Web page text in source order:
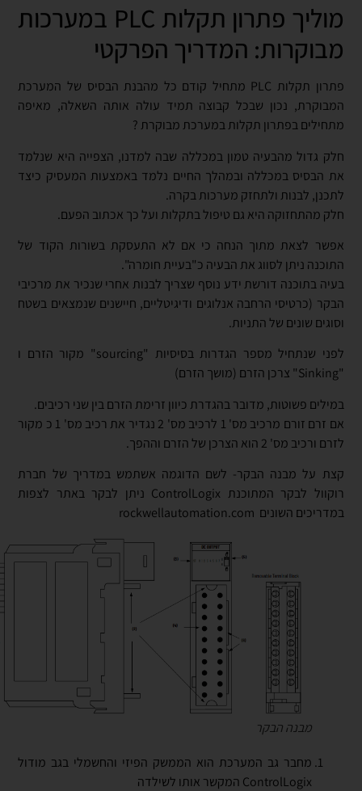
מוליך פתרון תקלות PLC במערכות
מבוקרות: המדריך הפרקטי
פתרון תקלות PLC מתחיל קודם כל מהבנת הבסיס של המערכת
המבוקרת, נכון שבכל קבוצה תמיד עולה אותה השאלה, מאיפה
מתחילים בפתרון תקלות במערכת מבוקרת ?
חלק גדול מהבעיה טמון במכללה שבה למדנו, הצפייה היא שנלמד
את הבסיס במכללה ובמהלך החיים נלמד באמצעות המעסיק כיצד
לתכנן, לבנות ולתחזק מערכות בקרה.
חלק מהתחזוקה היא גם טיפול בתקלות ועל כך אכתוב הפעם.
אפשר לצאת מתוך הנחה כי אם לא התעסקת בשורות הקוד של
התוכנה ניתן לסווג את הבעיה כ"בעיית חומרה".
בעיה בתוכנה דורשת ידע נוסף שצריך לבנות אחרי שנכיר את מרכיבי
הבקר (כרטיסי הרחבה אנלוגים ודיגיטליים, חיישנים שנמצאים בשטח
וסוגים שונים של התניות.
לפני שנתחיל מספר הגדרות בסיסיות "sourcing" מקור הזרם ו
במילים פשוטות, מדובר בהגדרת כיוון זרימת הזרם בין שני רכיבים.
אם זרם זורם מרכיב מס' 1 לרכיב מס' 2 נגדיר את רכיב מס' 1 כ מקור
לזרם ורכיב מס' 2 הוא הצרכן של הזרם וההפך.
קצת על מבנה הבקר- לשם הדוגמה אשתמש במדריך של חברת
רוקוול לבקר המתוכנת ControlLogix ניתן לבקר באתר לצפות
במדריכים השונים rockwellautomation.com
מבנה הבקר
מחבר גב המערכת הוא הממשק הפיזי והחשמלי בגב מודול
ControlLogix המקשר אותו לשילדה